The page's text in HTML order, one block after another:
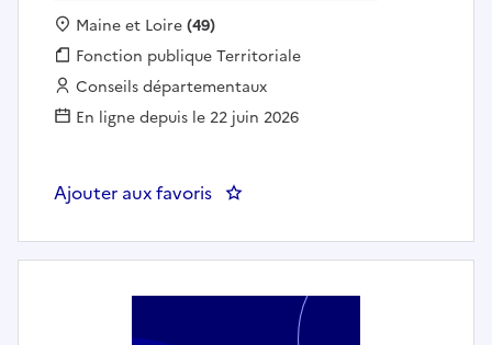
Localisation :
Maine et Loire(49)
Fonction publique :
Fonction publique Territoriale
Employeur :
Conseils départementaux
En ligne depuis le 22 juin 2026
Ajouter aux favoris : Assistant.e du chef de